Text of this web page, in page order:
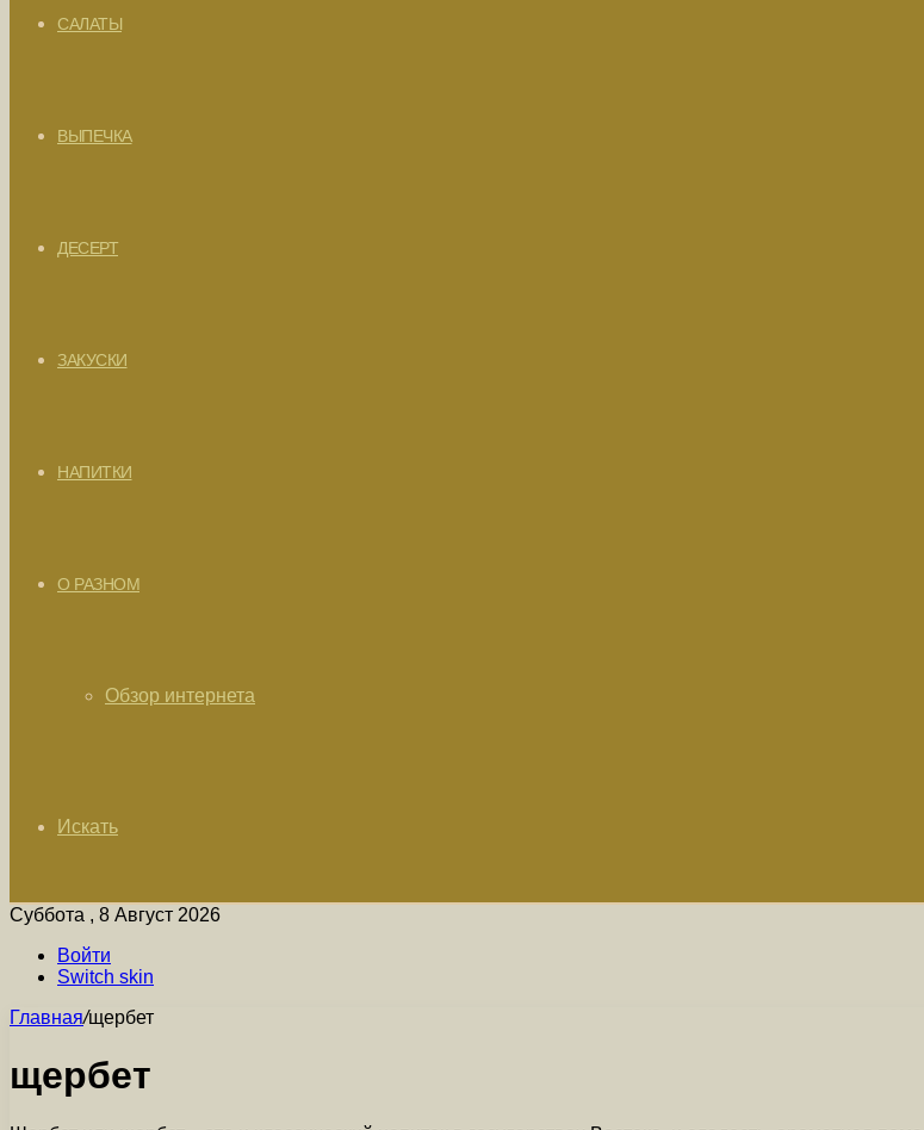
САЛАТЫ
ВЫПЕЧКА
ДЕСЕРТ
ЗАКУСКИ
НАПИТКИ
О РАЗНОМ
Обзор интернета
Искать
Суббота , 8 Август 2026
Войти
Switch skin
Главная/щербет
щербет